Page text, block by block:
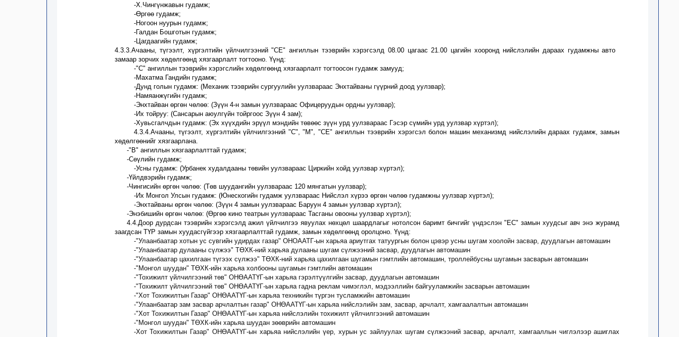
-Х.Чингүнжавын гудамж;
-Өргөө гудамж;
-Ногоон нуурын гудамж;
-ГалданБошготын гудамж;
-Цагдаагийн гудамж;
4.3.3.Ачааны, түгээлт, хүргэлтийн үйлчилгээний "СЕ" ангиллын тээврийн хэрэгсэлд 08.00 цагаас 21.00 цагийн хооронд нийслэлийн дараах гудамжны авто
замаар зорчих хөдөлгөөнд хязгаарлалт тогтооно. Үүнд:
-"С" ангиллын тээврийн хэрэгслийн хөдөлгөөнд хязгаарлалт тогтоосон гудамж замууд;
-Махатма Гандийн гудамж;
-Дунд голын гудамж: (Механик тээврийн сургуулийн уулзвараас Энхтайваны гүүрний доод уулзвар);
-Намяанжүгийн гудамж;
-Энхтайван өргөн чөлөө: (Зүүн 4-н замын уулзвараас Офицеруудын ордны уулзвар);
-Их тойруу: (Сансарын аюулгүйн тойргоос Зүүн 4 зам);
-Хувьсгалчдын гудамж: (Эх хүүхдийн эрүүл мэндийн төвөөс зүүн урд уулзвараас Гэсэр сүмийн урд уулзвар хүртэл);
4.3.4.Ачааны, түгээлт, хүргэлтийн үйлчилгээний "С", "М", "СЕ" ангиллын тээврийн хэрэгсэл болон машин механизмд нийслэлийн дараах гудамж, замын
хөдөлгөөнийг хязгаарлана.
-"В" ангиллын хязгаарлалттайгудамж;
-Сөүлийн гудамж;
-Усны гудамж: (Урбанек худалдааны төвийн уулзвараас Циркийнхойд уулзвар хүртэл);
-Үйлдвэрийн гудамж;
-Чингисийн өргөн чөлөө: (Төв шуудангийн уулзвараас 120 мянгатын уулзвар);
-Их Монгол Улсын гудамж: (Юнескогийн гудамж уулзвараас Нийслэл хүрээ өргөн чөлөө гудамжны уулзвар хүртэл);
-Энхтайваны өргөн чөлөө: (Зүүн 4 замын уулзвараас Баруун 4 замын уулзвар хүртэл);
-Энэбишийн өргөн чөлөө: (Өргөө кино театрын уулзвараас Тасганы овооны уулзвар хүртэл);
4. 4.Доор дурдсан тээврийн хэрэгсэлд ажил үйлчилгээ явуулах нөхцөл шаардлагыг нотолсон баримт бичгийг үндэслэн "ЕС" замын хуудсыг авч энэ журамд
заагдсан ТҮР замын хуудасгүйгээр хязгаарлалттай гудамж, замын хөдөлгөөнд оролцоно. Үүнд:
-"Улаанбаатар хотын ус сувгийн удирдах газар" ОНОААТГ-ын харьяа ариутгах татуургын болон цэвэр усны шугам хоолойн засвар, дуудлагын автомашин
-"Улаанбаатар дулааны сүлжээ" ТӨХК-ний харьяа дулааны шугам сүлжээний засвар, дуудлагын автомашин
-"Улаанбаатар цахилгаан түгээх сүлжээ" ТӨХК-ний харьяа цахилгаан шугамын гэмтлийн автомашин, троллейбусны шугамын засварын автомашин
-"Монгол шуудан" ТӨХК-ийн харьяа холбооны шугамын гэмтлийн автомашин
-"Тохижилт үйлчилгээний төв" ОНӨААТҮГ-ын харьяа гэрэлтүүлгийн засвар, дуудлагын автомашин
-"Тохижилт үйлчилгээний төв" ОНӨААТҮГ-ын харьяа гадна реклам чимэглэл, мэдээллийн байгууламжийн засварын автомашин
-"Хот Тохижилтын Газар" ОНӨААТҮГ-ын харьяа техникийн түргэн тусламжийн автомашин
-"Улаанбаатар зам засвар арчлалтын газар" ОНӨААТҮГ-ын харьяанийслэлийн зам, засвар, арчлалт, хамгаалалтын автомашин
-"Хот Тохижилтын Газар" ОНӨААТҮГ-ын харьяа нийслэлийн тохижилт үйлчилгээний автомашин
-"Монгол шуудан" ТӨХК-ийн харьяа шуудан зөөврийн автомашин
-Хот Тохижилтын Газар" ОНӨААТҮГ-ын харьяа нийслэлийн үер, хурын ус зайлуулах шугам сүлжээний засвар, арчлалт, хамгааллын чиглэлээр ашиглах